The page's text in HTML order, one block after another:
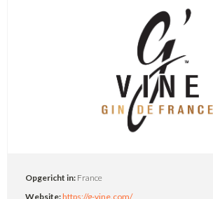
Opgericht in: France
Website:https://g-vine.com/